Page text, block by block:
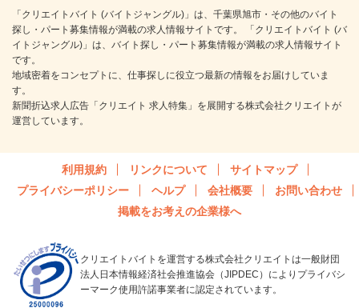
「クリエイトバイト (バイトジャングル)」は、千葉県旭市・その他のバイト
探し・パート募集情報が満載の求人情報サイトです。 「クリエイトバイト (バ
イトジャングル)」は、バイト探し・パート募集情報が満載の求人情報サイト
です。
地域密着をコンセプトに、仕事探しに役立つ最新の情報をお届けしていま
す。
新聞折込求人広告「クリエイト 求人特集」を展開する株式会社クリエイトが
運営しています。
利用規約 リンクについて
サイトマップ
プライバシーポリシー
ヘルプ 会社概要
お問い合わせ
掲載をお考えの企業様へ
クリエイトバイトを運営する株式会社クリエイトは一般財団
法人日本情報経済社会推進協会（JIPDEC）によりプライバシ
ーマーク使用許諾事業者に認定されています。